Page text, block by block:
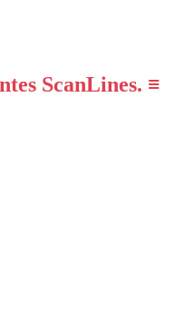
ScanLines. ≡